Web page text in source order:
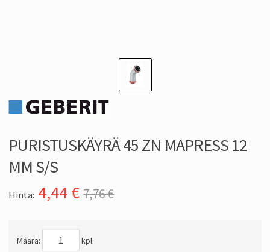
PURISTUSKÄYRÄ 45 ZN MAPRESS 12
MM S/S
Hinta: 4,44€ 7,76 €
Määrä: kpl